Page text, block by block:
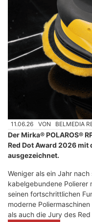
11.06.26 VON BELMEDIA
Der Mirka® POLAROS®
Red Dot Award 2026
ausgezeichnet.
Weniger als ein Jahr
kabelgebundene Polierer
seinen fortschrittlichen
moderne
als auch die Jury des